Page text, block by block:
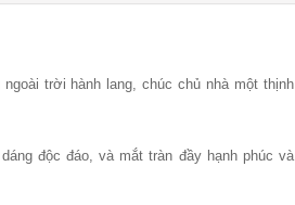
trời hành lang, chúc chủ nhà một thịnh
độc đáo, và mắt tràn đầy hạnh phúc và